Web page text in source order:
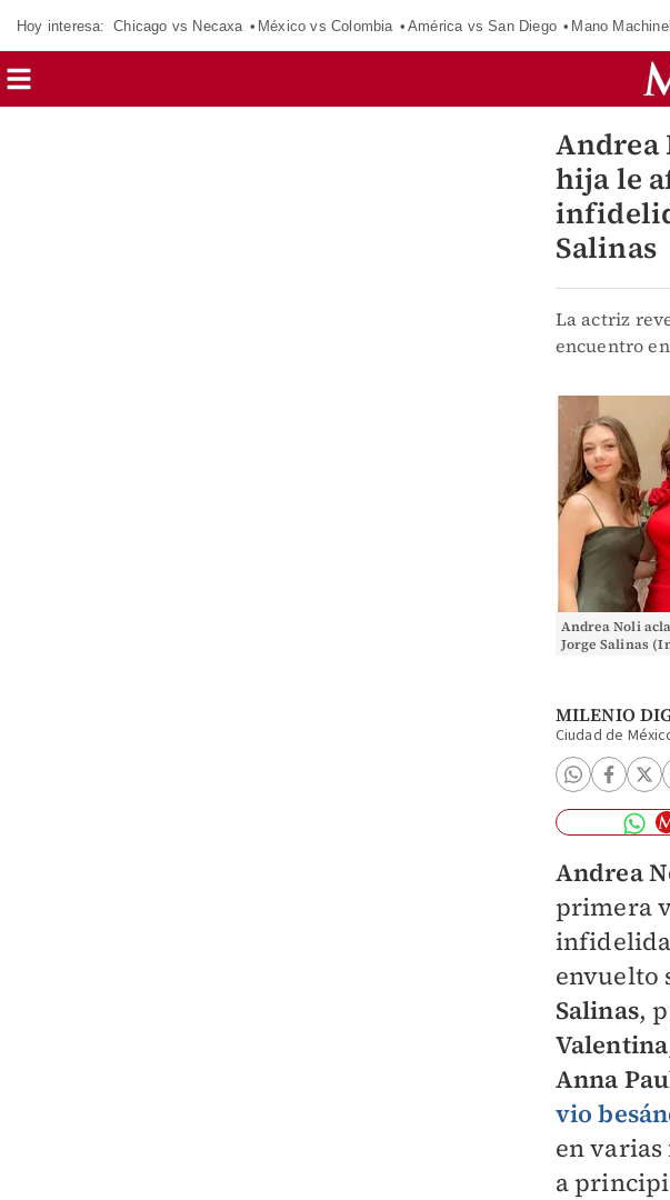
Hoy interesa: Chicago vs Necaxa México vs Colombia América vs San Diego Mano
Andrea
hija le
Salinas
La actriz
encuentro
Andrea Noli
Jorge Salinas
MILENIO
Ciudad de
Andrea
primera
envuelto
Salinas,
Valentina
Anna
vio
en
a